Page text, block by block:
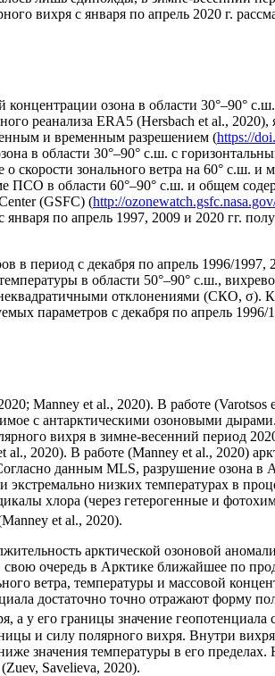
вихря с января по апрель 2020 г.
озона в области 30°–90°
реанализа ERA5 (Hersbach et al.,
и временным разрешением (https://
в области 30°–90° с.ш. с
зонального ветра на 60° с.ш. и
ПСО в области 60°‒90° с.ш. и общем
(GSFC) (http://
по апрель 1997, 2009 и 2020 гг.
в период с декабря по апрель 1996/
в области 50°–90° с.ш.,
отклонениями (СКО, σ).
параметров с декабря по апрель
Manney et al., 2020). В работе (Varotsos
с антарктическими озоновыми
вихря в зимне-весенний период
2020). В работе (Manney et al., 2020)
данным MLS, разрушение озона в
низких температурах в
хлора (через гетерогенные и
et al., 2020).
арктической озоновой
очередь в Арктике ближайшее по
ветра, температуры и массовой
достаточно точно отражают форму
а у его границы значение геопотенциала
и силу полярного вихря. Внутри
значения температуры в его пределах.
Savelieva, 2020).